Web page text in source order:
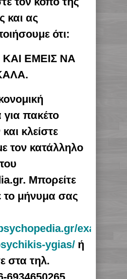
και ας
ότι:
ΕΜΕΙΣ ΝΑ
πακέτο
κλείστε
τον κατάλληλο
Μπορείτε
το μήνυμα σας
ygias/ ή
στα τηλ.